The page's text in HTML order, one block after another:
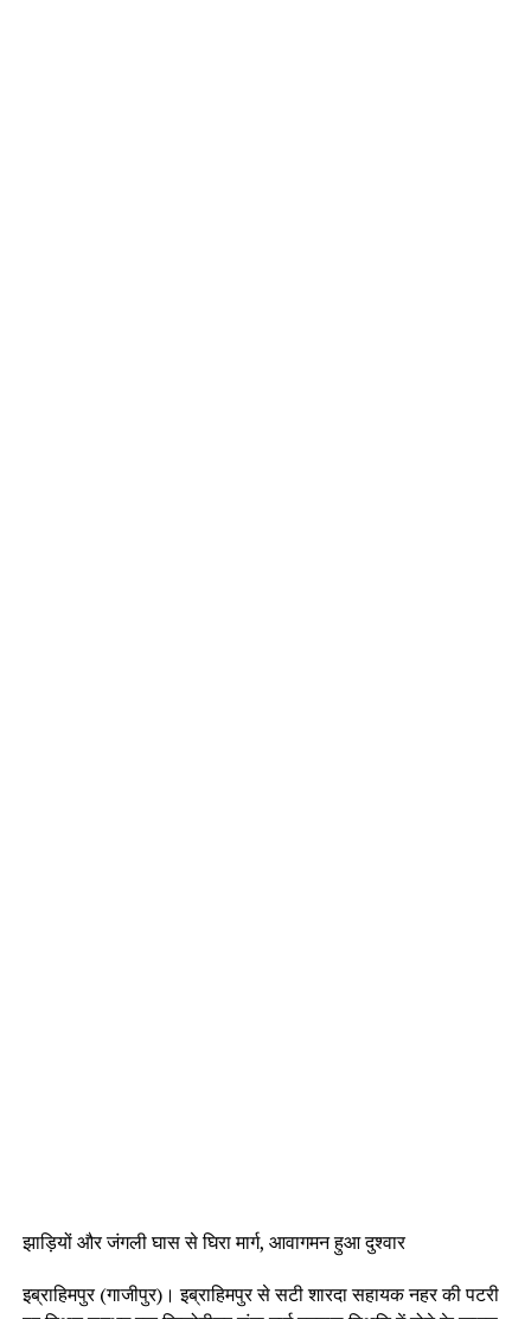
झाड़ियों और जंगली घास से घिरा मार्ग, आवागमन हुआ दुश्वार
इब्राहिमपुर (गाजीपुर)। इब्राहिमपुर से सटी शारदा सहायक नहर की पटरी